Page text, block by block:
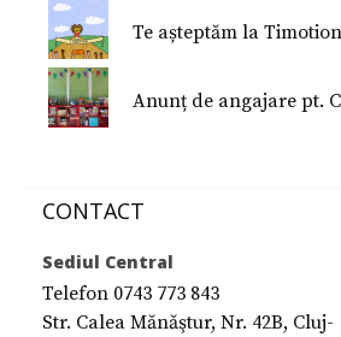
Te așteptăm la
Anunț de angajare pt.
CONTACT
Sediul Central
Telefon 0743 773 843
Str. Calea Mănăştur, Nr. 42B, Cluj-